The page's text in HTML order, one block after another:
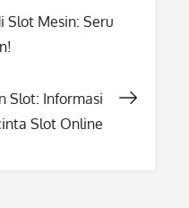
Slot Mesin: Seru
Slot: Informasi
Slot Online